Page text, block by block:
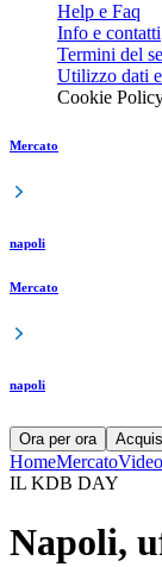
Help e Faq
Info e contatti
Termini del
Utilizzo dati
Cookie
Mercato
napoli
Mercato
napoli
Ora per ora
HomeMercatoVideo
IL KDB DAY
Napoli,